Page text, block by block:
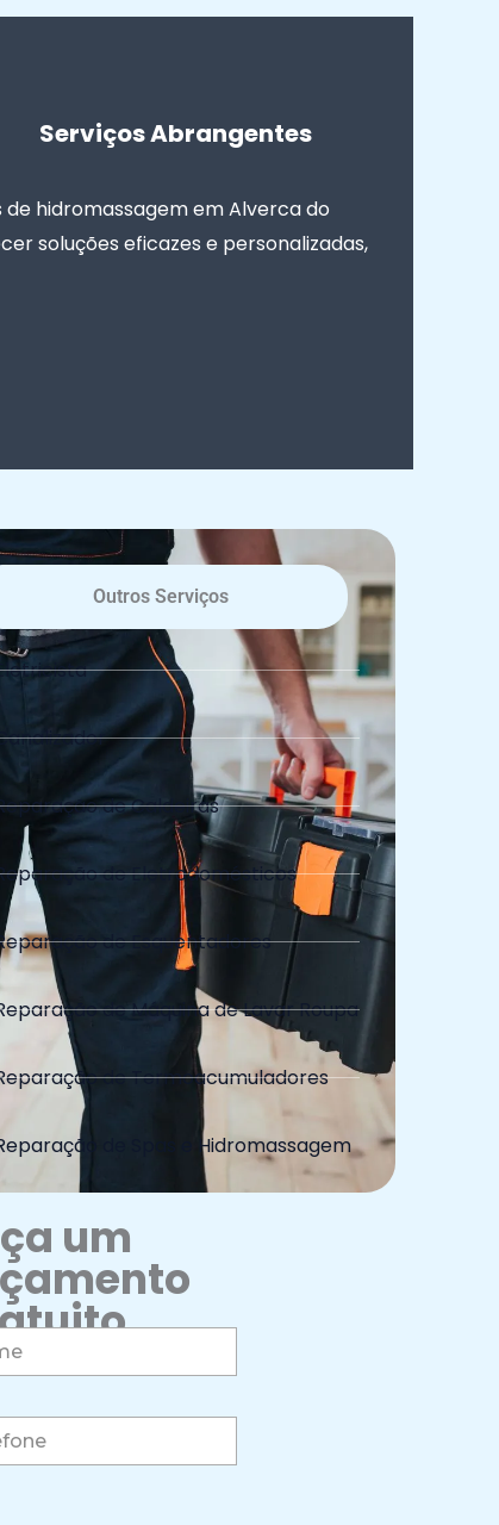
Serviços Abrangentes
hidromassagem em Alverca do
soluções eficazes e personalizadas,
Outros Serviços
de Caldeiras
de Eletrodomésticos
de Esquentadores
de Máquina de Lavar Roupa
de Termoacumuladores
de Spas e Hidromassagem
um